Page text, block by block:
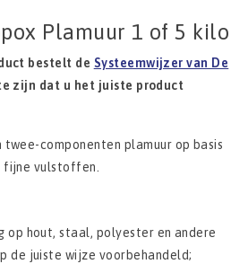
Plamuur 1 of 5 kilo
bestelt de Systeemwijzer van De
zijn dat u het juiste product
twee-componenten plamuur op basis
fijne vulstoffen.
op hout, staal, polyester en andere
de juiste wijze voorbehandeld;